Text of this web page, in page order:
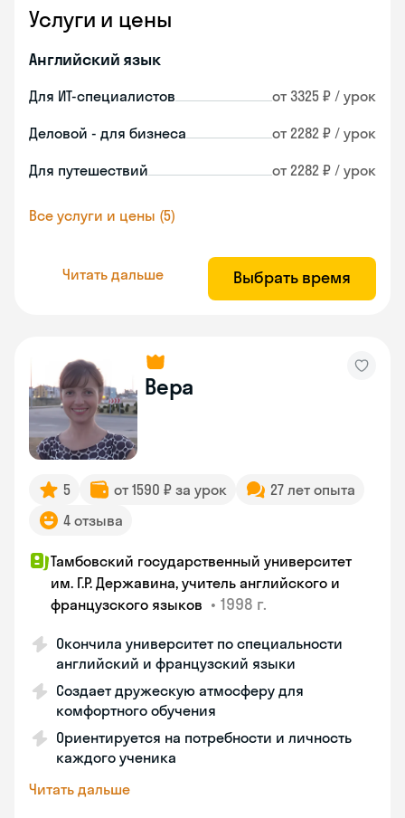
Услуги и цены
Английский язык
Для ИТ-специалистов от 3325 ₽ / урок
Деловой - для бизнеса от 2282 ₽ / урок
Для путешествий от 2282 ₽ / урок
Все услуги и цены (5)
Читать дальше Выбрать время
Вера
5 от 1590 ₽ за урок
27 лет опыта
4 отзыва
Тамбовский государственный университет
им. Г.Р. Державина, учитель английского и
французского языков • 1998 г.
Окончила университет по специальности
английский и французский языки
Создает дружескую атмосферу для
комфортного обучения
Ориентируется на потребности и личность
каждого ученика
Читать дальше